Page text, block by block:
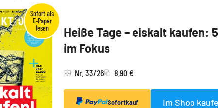
Heiße Tage – eiskalt kaufen:
im Fokus
Nr. 33/26 8,90 €
Sofortkauf Im Shop